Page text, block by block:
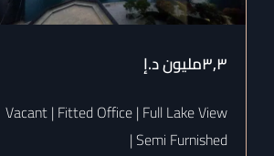
٣٫٣مليون د.إ
Vacant | Fitted Office | Full Lake View
| Semi Furnished